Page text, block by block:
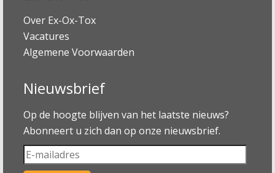
Over Ex-Ox-Tox
Vacatures
Algemene Voorwaarden
Nieuwsbrief
Op de hoogte blijven van het laatste nieuws?
Abonneert u zich dan op onze nieuwsbrief.